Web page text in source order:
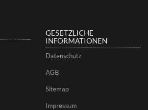
GESETZLICHE
INFORMATIONEN
Datenschutz
AGB
Sitemap
Impressum